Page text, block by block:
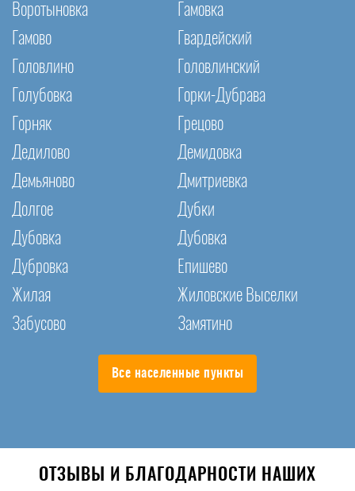
Воротыновка
Гамовка
Гамово
Гвардейский
Головлино
Головлинский
Голубовка
Горки-Дубрава
Горняк
Грецово
Дедилово
Демидовка
Демьяново
Дмитриевка
Долгое
Дубки
Дубовка
Дубовка
Дубровка
Епишево
Жилая
Жиловские Выселки
Забусово
Замятино
Все населенные пункты
ОТЗЫВЫ И БЛАГОДАРНОСТИ НАШИХ